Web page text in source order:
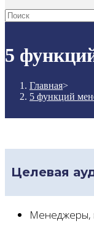
5
Главная>
5 функций
Целевая
Менеджеры,